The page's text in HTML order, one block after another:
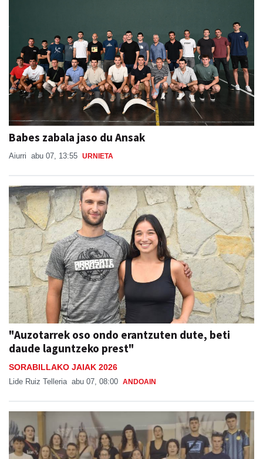
Babes zabala jaso du Ansak
Aiurri abu 07, 13:55 URNIETA
"Auzotarrek oso ondo erantzuten dute, beti
daude laguntzeko prest"
SORABILLAKO JAIAK 2026
Lide Ruiz Telleria abu 07, 08:00 ANDOAIN